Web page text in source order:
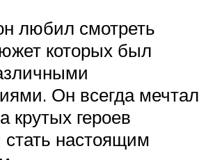
любил смотреть
которых был
Он всегда мечтал
крутых героев
настоящим